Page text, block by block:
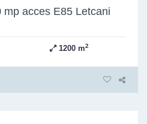
acces E85 Letcani
1200 m2